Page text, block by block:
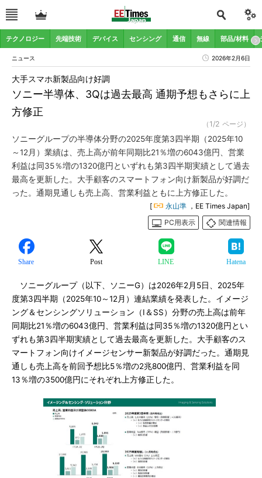
テクノロジー 先端技術 デバイス センシング 通信 無線 部品/材料
ニュース 2026年2月6日
ソニー半導体、3Qは過去最高 通期予想もさらに上
方修正
大手スマホ新製品向け好調
（1/2 ページ）
ソニーグループの半導体分野の2025年度第3四半期（2025年10
～12月）業績は、売上高が前年同期比21％増の6043億円、営業
利益は同35％増の1320億円といずれも第3四半期実績として過去
最高を更新した。大手顧客のスマートフォン向け新製品が好調だ
った。通期見通しも売上高、営業利益ともに上方修正した。
[ 永山準 ，EE Times Japan]
PC用表示
関連情報
Share Post LINE Hatena
ソニーグループ（以下、ソニーG）は2026年2月5日、2025年
度第3四半期（2025年10～12月）連結業績を発表した。イメージ
ング＆センシングソリューション（I＆SS）分野の売上高は前年
同期比21％増の6043億円、営業利益は同35％増の1320億円とい
ずれも第3四半期実績として過去最高を更新した。大手顧客のス
マートフォン向けイメージセンサー新製品が好調だった。通期見
通しも売上高を前回予想比5％増の2兆800億円、営業利益を同
13％増の3500億円にそれぞれ上方修正した。